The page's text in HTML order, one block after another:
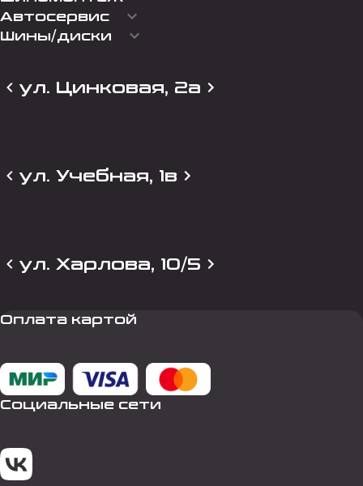
Автосервис keyboard_arrow_down
Шины/диски keyboard_arrow_down
ул. Цинковая, 2а
ул. Учебная, 1в
ул. Харлова, 10/5
Оплата картой
Социальные сети